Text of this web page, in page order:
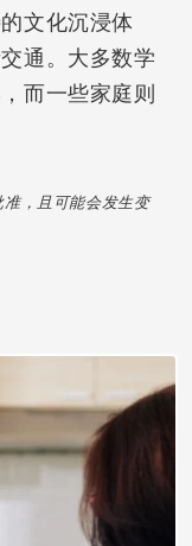
文化沉浸体
通。大多数学
而一些家庭则
，且可能会发生变